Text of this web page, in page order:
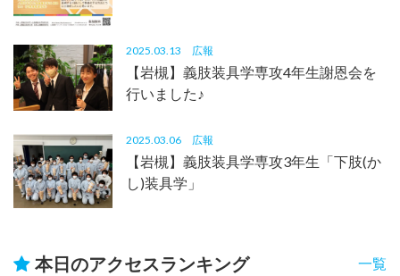
2025.03.13 広報
【岩槻】義肢装具学専攻4年生謝恩会を
行いました♪
2025.03.06 広報
【岩槻】義肢装具学専攻3年生「下肢(か
し)装具学」
一覧
本日のアクセスランキング